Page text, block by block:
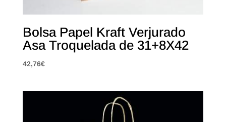
Bolsa Papel Kraft Verjurado
Asa Troquelada de 31+8X42
42,76€